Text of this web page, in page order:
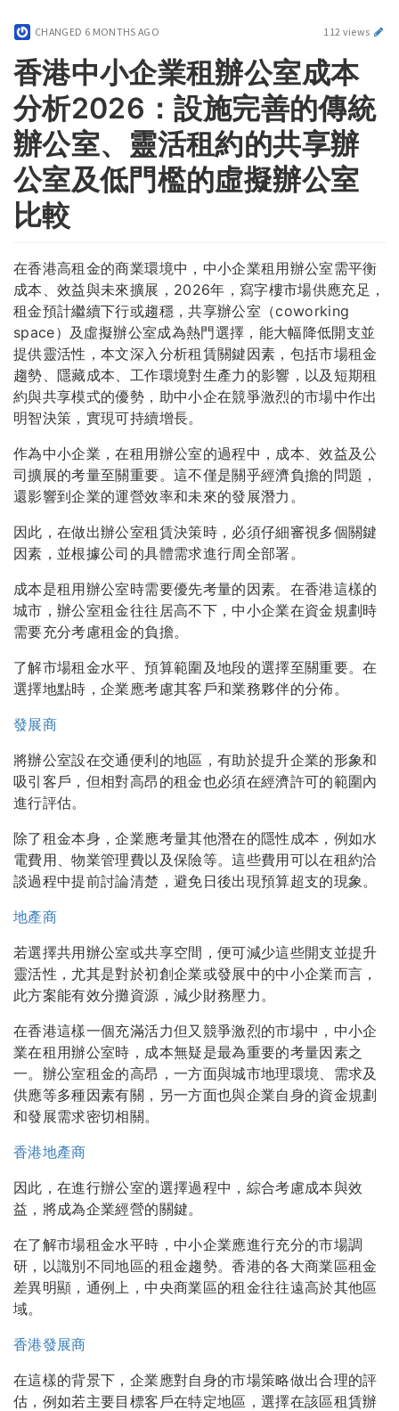
CHANGED 6 MONTHS AGO 112 views
香港中小企業租辦公室成本
分析2026：設施完善的傳統
辦公室、靈活租約的共享辦
公室及低門檻的虛擬辦公室
比較
在香港高租金的商業環境中，中小企業租用辦公室需平衡
成本、效益與未來擴展，2026年，寫字樓市場供應充足，
租金預計繼續下行或趨穩，共享辦公室（coworking
space）及虛擬辦公室成為熱門選擇，能大幅降低開支並
提供靈活性，本文深入分析租賃關鍵因素，包括市場租金
趨勢、隱藏成本、工作環境對生產力的影響，以及短期租
約與共享模式的優勢，助中小企在競爭激烈的市場中作出
明智決策，實現可持續增長。
作為中小企業，在租用辦公室的過程中，成本、效益及公
司擴展的考量至關重要。這不僅是關乎經濟負擔的問題，
還影響到企業的運營效率和未來的發展潛力。
因此，在做出辦公室租賃決策時，必須仔細審視多個關鍵
因素，並根據公司的具體需求進行周全部署。
成本是租用辦公室時需要優先考量的因素。在香港這樣的
城市，辦公室租金往往居高不下，中小企業在資金規劃時
需要充分考慮租金的負擔。
了解市場租金水平、預算範圍及地段的選擇至關重要。在
選擇地點時，企業應考慮其客戶和業務夥伴的分佈。
發展商
將辦公室設在交通便利的地區，有助於提升企業的形象和
吸引客戶，但相對高昂的租金也必須在經濟許可的範圍內
進行評估。
除了租金本身，企業應考量其他潛在的隱性成本，例如水
電費用、物業管理費以及保險等。這些費用可以在租約洽
談過程中提前討論清楚，避免日後出現預算超支的現象。
地產商
若選擇共用辦公室或共享空間，便可減少這些開支並提升
靈活性，尤其是對於初創企業或發展中的中小企業而言，
此方案能有效分攤資源，減少財務壓力。
在香港這樣一個充滿活力但又競爭激烈的市場中，中小企
業在租用辦公室時，成本無疑是最為重要的考量因素之
一。辦公室租金的高昂，一方面與城市地理環境、需求及
供應等多種因素有關，另一方面也與企業自身的資金規劃
和發展需求密切相關。
香港地產商
因此，在進行辦公室的選擇過程中，綜合考慮成本與效
益，將成為企業經營的關鍵。
在了解市場租金水平時，中小企業應進行充分的市場調
研，以識別不同地區的租金趨勢。香港的各大商業區租金
差異明顯，通例上，中央商業區的租金往往遠高於其他區
域。
香港發展商
在這樣的背景下，企業應對自身的市場策略做出合理的評
估，例如若主要目標客戶在特定地區，選擇在該區租賃辦